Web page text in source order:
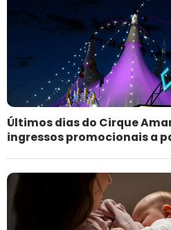
Últimos dias do Cirque
ingressos promocionais a